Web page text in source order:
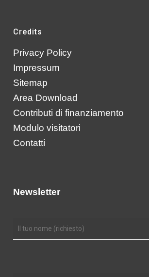
Credits
Privacy Policy
Impressum
Sitemap
Area Download
Contributi di finanziamento
Modulo visitatori
Contatti
Newsletter